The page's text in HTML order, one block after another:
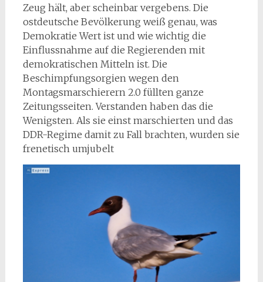
Zeug hält, aber scheinbar vergebens. Die
ostdeutsche Bevölkerung weiß genau, was
Demokratie Wert ist und wie wichtig die
Einflussnahme auf die Regierenden mit
demokratischen Mitteln ist. Die
Beschimpfungsorgien wegen den
Montagsmarschierern 2.0 füllten ganze
Zeitungsseiten. Verstanden haben das die
Wenigsten. Als sie einst marschierten und das
DDR-Regime damit zu Fall brachten, wurden sie
frenetisch umjubelt